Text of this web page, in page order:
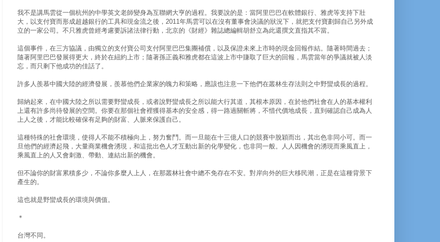
我不是講馬雲從一個杭州的中學英文老師變身為互聯網大亨的過程。我要說的是：當阿里巴巴在軟體銀行、雅虎等支持下壯
大，以支付寶而形成超越銀行的工具和現金流之後，2011年馬雲可以在沒有董事會決議的狀況下，就把支付寶劃歸自己另外成
立的一家公司。不只雅虎曾經考慮要訴諸法律行動，北京的《財經》雜誌總編輯胡舒立為此還撰文直指其不當。
這個事件，在三方協議，由獨立的支付寶公司支付阿里巴巴集團補償，以及保證未來上市時的現金回報作結。隨著時間過去；
隨著阿里巴巴發展得更大，終於在紐約上市；隨著孫正義和雅虎都在這波上市中賺取了巨大的回報，馬雲當年的爭議就被人淡
忘，而只剩下他成功的佳話了。
許多人羨慕中國大陸的經濟發展，羨慕他們企業家的魄力和策略，應該也注意一下他們在叢林生存法則之中野蠻成長的過程。
歸納起來，在中國大陸之所以需要野蠻成長，或者說野蠻成長之所以能大行其道，其根本原因，在於他們社會在人的基本權利
上還有許多尚待發展的空間。你要在那個社會裡獲得基本的安全感，得一路過關斬將，不惜代價地成長，直到確認自己成為人
上人之後，才能比較確保有足夠的財富、人脈來保護自己。
這種特殊的社會環境，使得人不能不積極向上，努力奮鬥。而一旦能在十三億人口的競賽中脫穎而出，其出色非同小可。而一
旦他們的經濟起飛，大量商業機會湧現，和這批出色人才互動出新的化學變化，也非同一般。人人因機會的湧現而乘風直上，
乘風直上的人又會刺激、帶動、連結出新的機會。
但不論你的財富累積多少，不論你多麼人上人，在那叢林社會中總不免存在不安。對岸向外的巨大移民潮，正是在這種背景下
產生的。
這也就是野蠻成長的環境與價值。
＊
台灣不同。